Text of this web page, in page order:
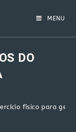
MENU
DO
físico para